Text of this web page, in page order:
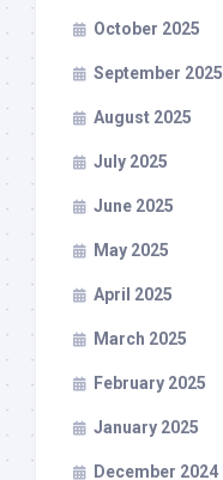
October 2025
September 2025
August 2025
July 2025
June 2025
May 2025
April 2025
March 2025
February 2025
January 2025
December 2024